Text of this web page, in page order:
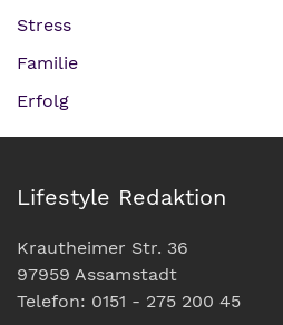
Stress
Familie
Erfolg
Lifestyle Redaktion
Krautheimer Str. 36
97959 Assamstadt
Telefon: 0151 - 275 200 45